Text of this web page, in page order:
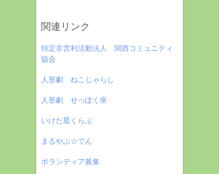
関連リンク
特定非営利活動法人 関西コミュニティ
協会
人形劇 ねこじゃらし
人形劇 せっぽく座
いけだ星くらぶ
まるやぶ☆でん
ボランティア募集